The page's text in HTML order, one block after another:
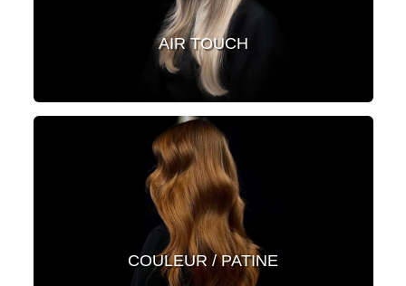
AIR TOUCH
COULEUR / PATINE